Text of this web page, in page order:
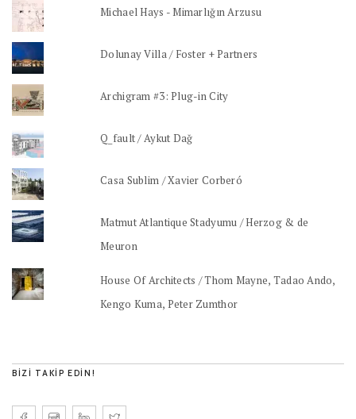
Michael Hays - Mimarlığın Arzusu
Dolunay Villa / Foster + Partners
Archigram #3: Plug-in City
Q_fault / Aykut Dağ
Casa Sublim / Xavier Corberó
Matmut Atlantique Stadyumu / Herzog & de
Meuron
House Of Architects / Thom Mayne, Tadao Ando,
Kengo Kuma, Peter Zumthor
BIZI TAKIP EDIN!